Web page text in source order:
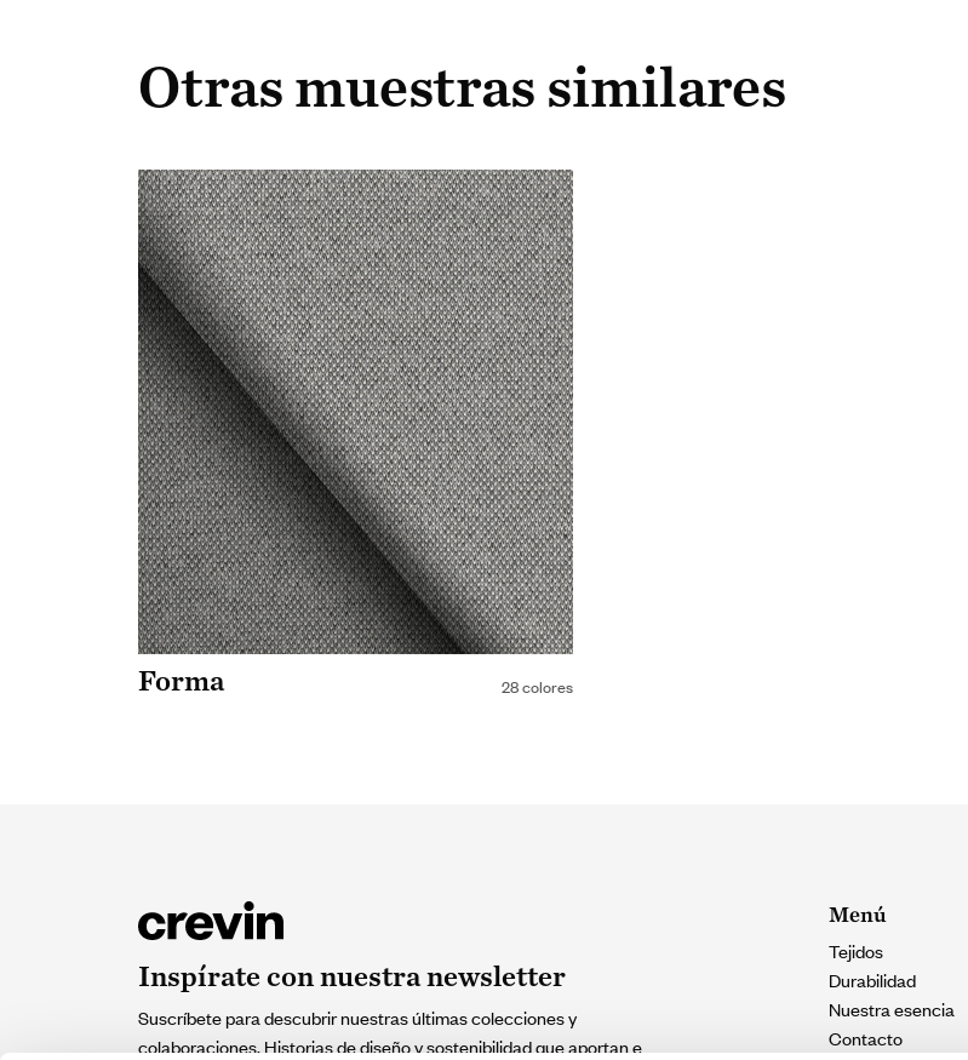
Otras muestras similares
Forma 28 colores
Inspírate con nuestra newsletter
Suscríbete para descubrir nuestras últimas colecciones y
colaboraciones. Historias de diseño y sostenibilidad que aportan e
Menú
Tejidos
Durabilidad
Nuestra esencia
Contacto